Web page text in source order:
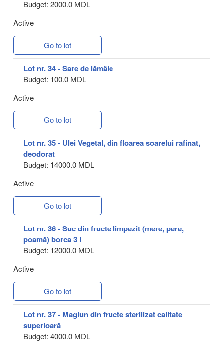
Budget: 2000.0 MDL
Active
Go to lot
Lot nr. 34 - Sare de lămâie
Budget: 100.0 MDL
Active
Go to lot
Lot nr. 35 - Ulei Vegetal, din floarea soarelui rafinat,
deodorat
Budget: 14000.0 MDL
Active
Go to lot
Lot nr. 36 - Suc din fructe limpezit (mere, pere,
poamă) borca 3 l
Budget: 12000.0 MDL
Active
Go to lot
Lot nr. 37 - Magiun din fructe sterilizat calitate
superioară
Budget: 4000.0 MDL